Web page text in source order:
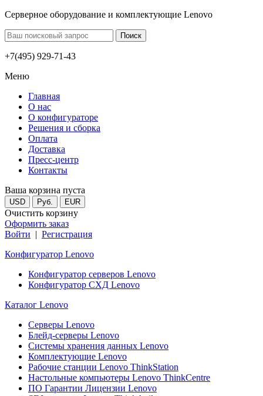
Серверное оборудование и комплектующие Lenovo
+7(495) 929-71-43
Меню
Главная
О нас
О конфигураторе
Решения и сборка
Оплата
Доставка
Пресс-центр
Контакты
Ваша корзина пуста
USD Руб. EUR
Очистить корзину
Оформить заказ
Войти | Регистрация
Конфигуратор Lenovo
Конфигуратор серверов Lenovo
Конфигуратор СХД Lenovo
Каталог Lenovo
Серверы Lenovo
Блейд-серверы Lenovo
Системы хранения данных Lenovo
Комплектующие Lenovo
Рабочие станции Lenovo ThinkStation
Настольные компьютеры Lenovo ThinkCentre
ПО Гарантии Лицензии Lenovo